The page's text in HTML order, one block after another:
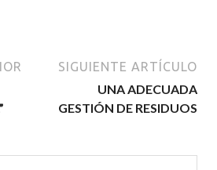
SIGUIENTE ARTÍCULO
UNA ADECUADA
GESTIÓN DE RESIDUOS